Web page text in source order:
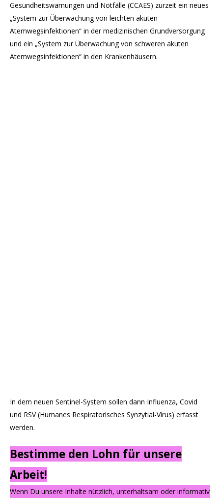
Gesundheitswarnungen und Notfälle (CCAES) zurzeit ein neues
„System zur Überwachung von leichten akuten
Atemwegsinfektionen“ in der medizinischen Grundversorgung
und ein „System zur Überwachung von schweren akuten
Atemwegsinfektionen“ in den Krankenhäusern.
In dem neuen Sentinel-System sollen dann Influenza, Covid
und RSV (Humanes Respiratorisches Synzytial-Virus) erfasst
werden.
Bestimme den Lohn für unsere
Arbeit!
Wenn Du unsere Inhalte nützlich, unterhaltsam oder informativ